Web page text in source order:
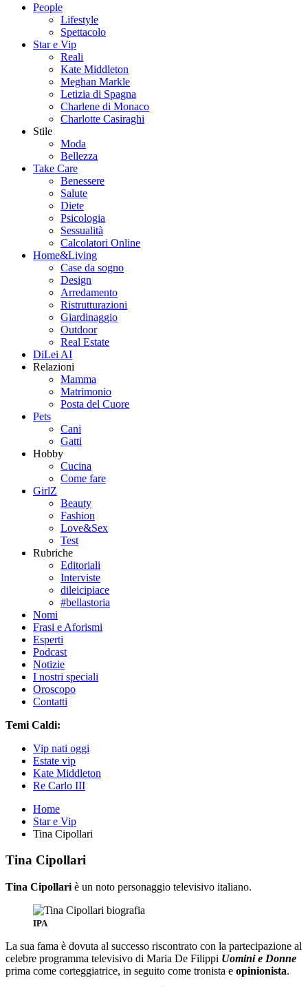
People
Lifestyle
Spettacolo
Star e Vip
Reali
Kate Middleton
Meghan Markle
Letizia di Spagna
Charlene di Monaco
Charlotte Casiraghi
Stile
Moda
Bellezza
Take Care
Benessere
Salute
Diete
Psicologia
Sessualità
Calcolatori Online
Home&Living
Case da sogno
Design
Arredamento
Ristrutturazioni
Giardinaggio
Outdoor
Real Estate
DiLei AI
Relazioni
Mamma
Matrimonio
Posta del Cuore
Pets
Cani
Gatti
Hobby
Cucina
Come fare
GirlZ
Beauty
Fashion
Love&Sex
Test
Rubriche
Editoriali
Interviste
dileicipiace
#bellastoria
Nomi
Frasi e Aforismi
Esperti
Podcast
Notizie
I nostri speciali
Oroscopo
Contatti
Temi Caldi:
Vip nati oggi
Estate vip
Kate Middleton
Re Carlo III
Home
Star e Vip
Tina Cipollari
Tina Cipollari
Tina Cipollari è un noto personaggio televisivo italiano.
IPA
La sua fama è dovuta al successo riscontrato con la partecipazione al
celebre programma televisivo di Maria De Filippi Uomini e Donne
prima come corteggiatrice, in seguito come tronista e opinionista.